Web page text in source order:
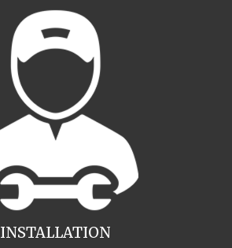
INSTALLATION